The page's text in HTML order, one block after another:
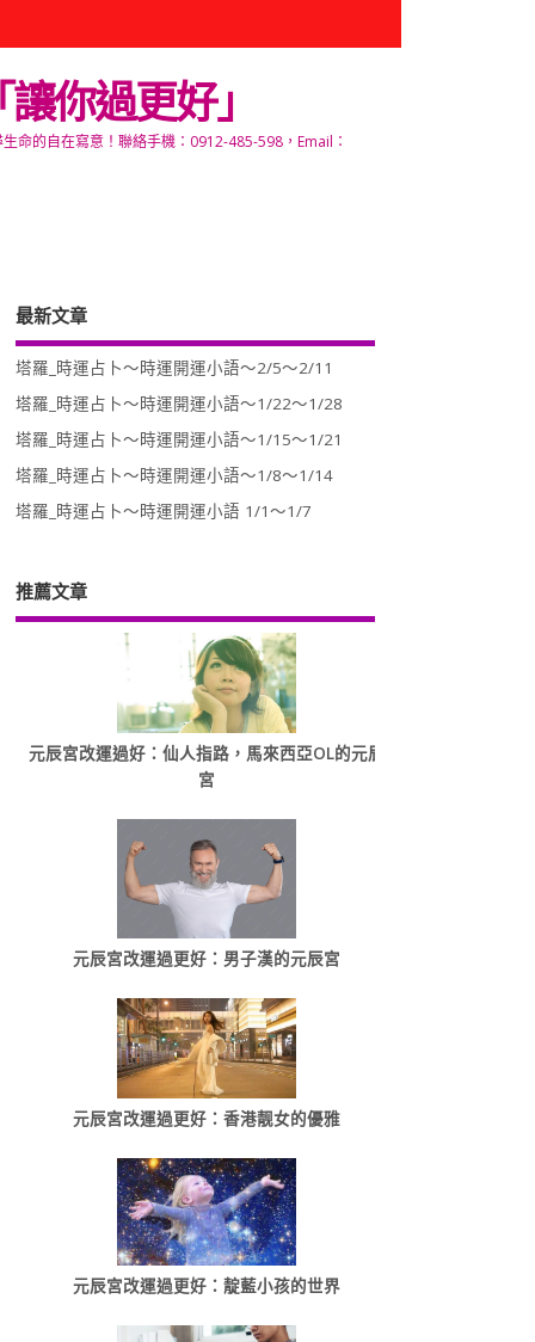
你過更好」
命的自在寫意！聯絡手機：0912-485-598，Email：
最新文章
塔羅_時運占卜～時運開運小語～2/5～2/11
塔羅_時運占卜～時運開運小語～1/22～1/28
塔羅_時運占卜～時運開運小語～1/15～1/21
塔羅_時運占卜～時運開運小語～1/8～1/14
塔羅_時運占卜～時運開運小語 1/1～1/7
推薦文章
元辰宮改運過好：仙人指路，馬來西亞OL的元辰
宮
元辰宮改運過更好：男子漢的元辰宮
元辰宮改運過更好：香港靓女的優雅
元辰宮改運過更好：靛藍小孩的世界